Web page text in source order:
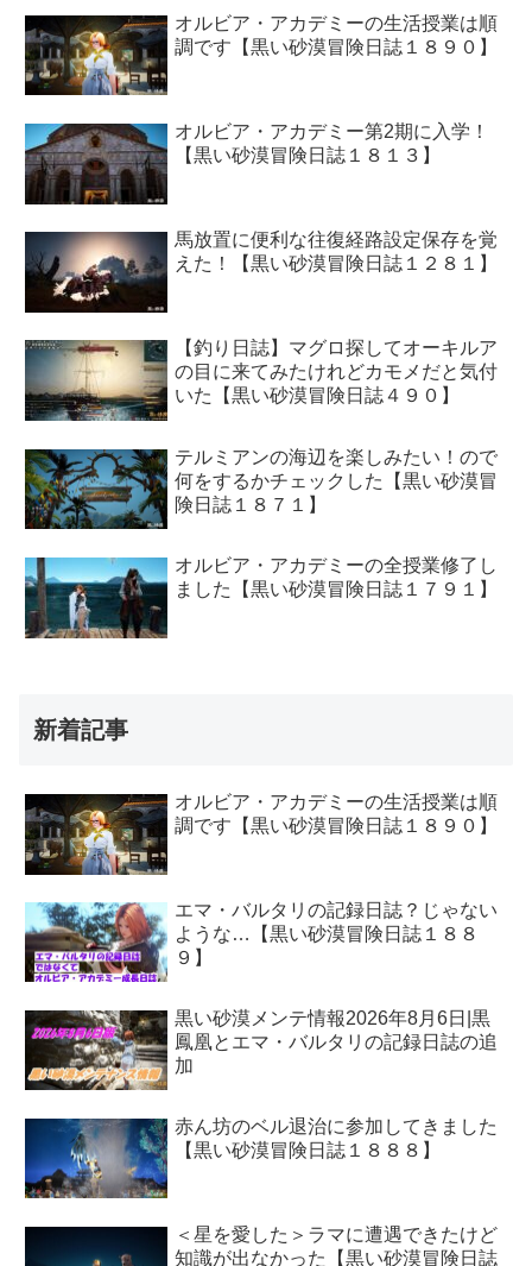
オルビア・アカデミーの生活授業は順
調です【黒い砂漠冒険日誌１８９０】
オルビア・アカデミー第2期に入学！
【黒い砂漠冒険日誌１８１３】
馬放置に便利な往復経路設定保存を覚
えた！【黒い砂漠冒険日誌１２８１】
【釣り日誌】マグロ探してオーキルア
の目に来てみたけれどカモメだと気付
いた【黒い砂漠冒険日誌４９０】
テルミアンの海辺を楽しみたい！ので
何をするかチェックした【黒い砂漠冒
険日誌１８７１】
オルビア・アカデミーの全授業修了し
ました【黒い砂漠冒険日誌１７９１】
新着記事
オルビア・アカデミーの生活授業は順
調です【黒い砂漠冒険日誌１８９０】
エマ・バルタリの記録日誌？じゃない
ような…【黒い砂漠冒険日誌１８８
９】
黒い砂漠メンテ情報2026年8月6日|黒
鳳凰とエマ・バルタリの記録日誌の追
加
赤ん坊のベル退治に参加してきました
【黒い砂漠冒険日誌１８８８】
＜星を愛した＞ラマに遭遇できたけど
知識が出なかった【黒い砂漠冒険日誌